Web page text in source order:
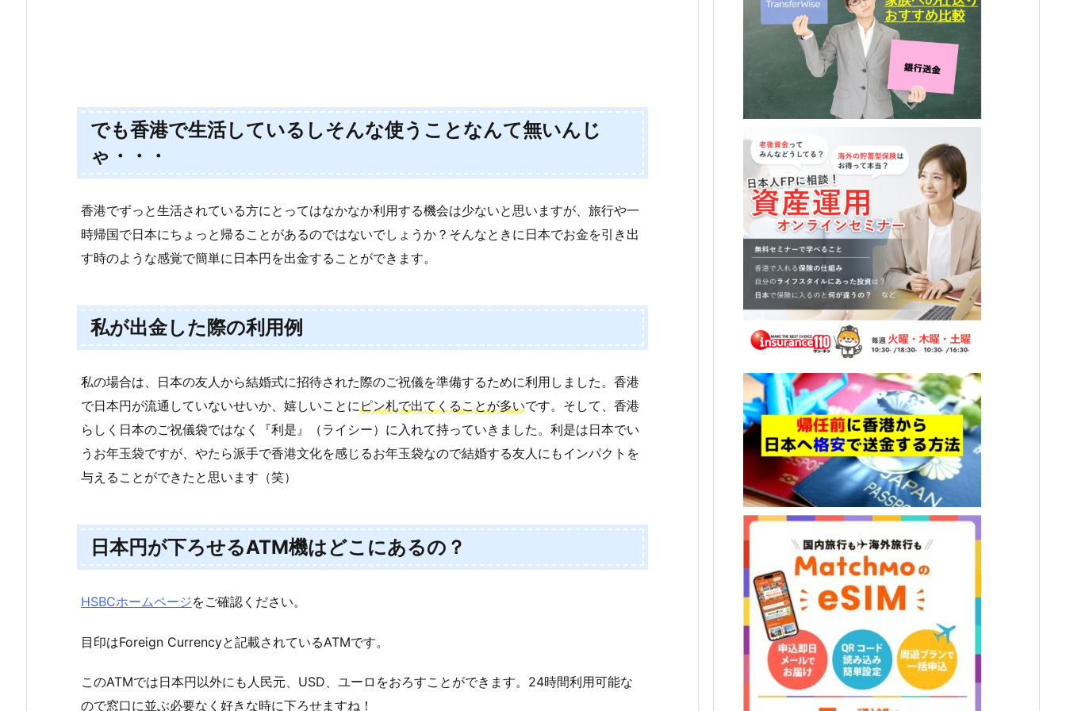
でも香港で生活しているしそんな使うことなんて無いんじ
ゃ・・・
香港でずっと生活されている方にとってはなかなか利用する機会は少ないと思いますが、旅行や一
時帰国で日本にちょっと帰ることがあるのではないでしょうか？そんなときに日本でお金を引き出
す時のような感覚で簡単に日本円を出金することができます。
私が出金した際の利用例
私の場合は、日本の友人から結婚式に招待された際のご祝儀を準備するために利用しました。香港
で日本円が流通していないせいか、嬉しいことにピン札で出てくることが多いです。そして、香港
らしく日本のご祝儀袋ではなく『利是』（ライシー）に入れて持っていきました。利是は日本でい
うお年玉袋ですが、やたら派手で香港文化を感じるお年玉袋なので結婚する友人にもインパクトを
与えることができたと思います（笑）
日本円が下ろせるATM機はどこにあるの？
HSBCホームページをご確認ください。
目印はForeign Currencyと記載されているATMです。
このATMでは日本円以外にも人民元、USD、ユーロをおろすことができます。24時間利用可能な
ので窓口に並ぶ必要なく好きな時に下ろせますね！